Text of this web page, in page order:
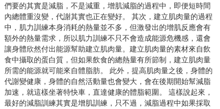
們要的其實是減脂，不是減重，增肌減脂的過程中，即便短時間
內總體重沒變，代謝其實也正在變好。 其次，建立肌肉量的過程
中，肌力訓練本身消耗的熱量並不多，但激發出的增肌反應會有
額外的熱量需求，所以肌力訓練不只不會造成能源危機感，還會
讓身體欣然付出能源幫助建立肌肉量。建立肌肉量的素材來自飲
食中攝取的蛋白質，但如果飲食的總熱量有所節制，建立肌肉量
所需的能源就可能來自體脂肪。 此外，提高肌肉量之後，身體的
代謝變健康，身體的自然活動量也會變大，會在後期開始幫減脂
加速，就這樣坐著特快車，直達健康的體脂範圍。 這樣說起來，
最好的減脂訓練其實是增肌訓練，只不過，減脂過程中如果採取